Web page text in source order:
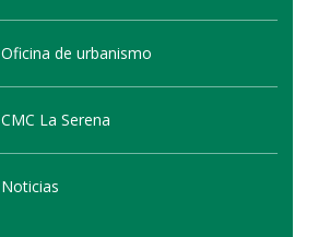
Oficina de urbanismo
CMC La Serena
Noticias